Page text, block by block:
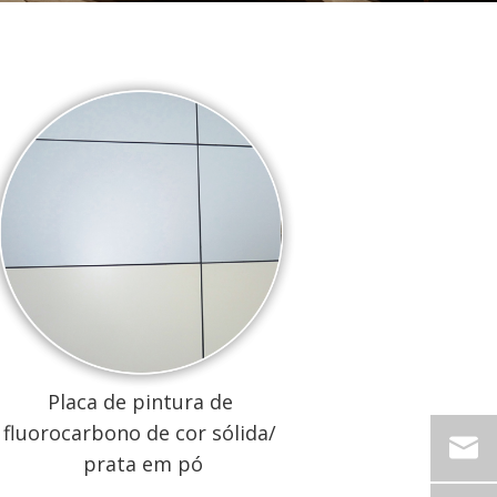
Placa de pintura de
fluorocarbono de cor sólida/
prata em pó